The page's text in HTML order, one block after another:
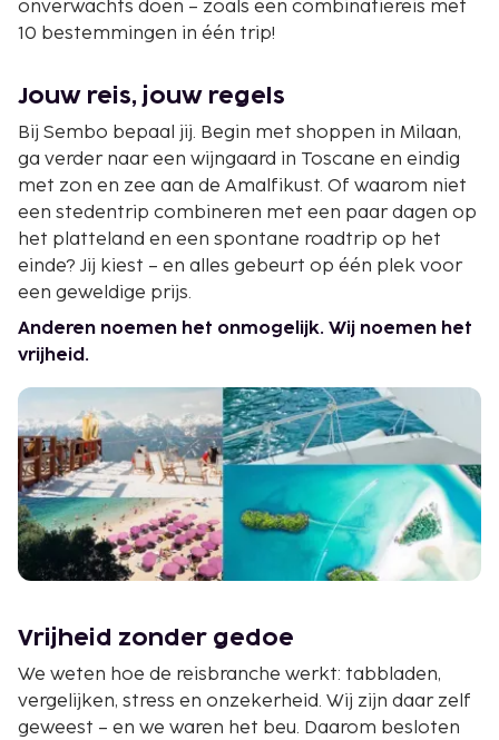
onverwachts doen – zoals een combinatiereis met
10 bestemmingen in één trip!
Jouw reis, jouw regels
Bij Sembo bepaal jij. Begin met shoppen in Milaan,
ga verder naar een wijngaard in Toscane en eindig
met zon en zee aan de Amalfikust. Of waarom niet
een stedentrip combineren met een paar dagen op
het platteland en een spontane roadtrip op het
einde? Jij kiest – en alles gebeurt op één plek voor
een geweldige prijs.
Anderen noemen het onmogelijk. Wij noemen het
vrijheid.
Vrijheid zonder gedoe
We weten hoe de reisbranche werkt: tabbladen,
vergelijken, stress en onzekerheid. Wij zijn daar zelf
geweest – en we waren het beu. Daarom besloten